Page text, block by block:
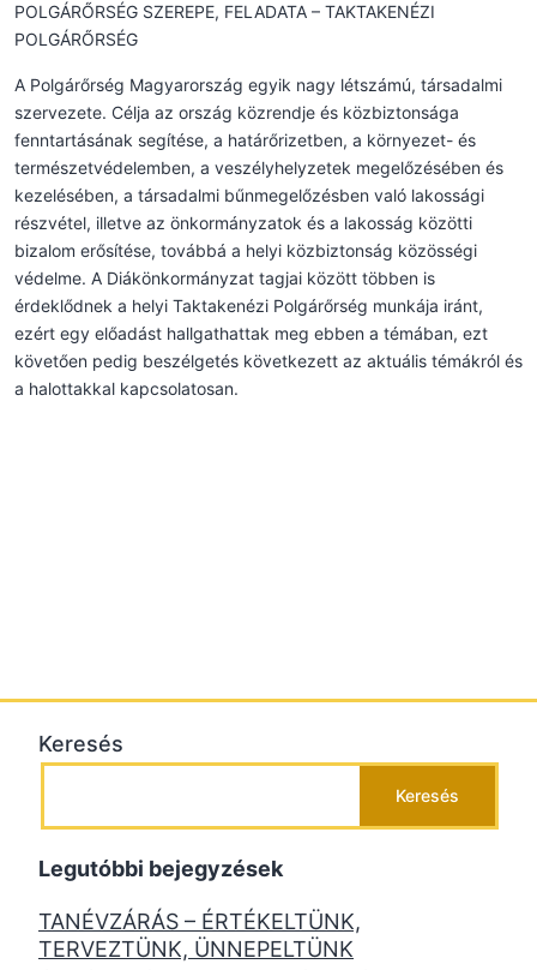
POLGÁRŐRSÉG SZEREPE, FELADATA – TAKTAKENÉZI
POLGÁRŐRSÉG
A Polgárőrség Magyarország egyik nagy létszámú, társadalmi
szervezete. Célja az ország közrendje és közbiztonsága
fenntartásának segítése, a határőrizetben, a környezet- és
természetvédelemben, a veszélyhelyzetek megelőzésében és
kezelésében, a társadalmi bűnmegelőzésben való lakossági
részvétel, illetve az önkormányzatok és a lakosság közötti
bizalom erősítése, továbbá a helyi közbiztonság közösségi
védelme. A Diákönkormányzat tagjai között többen is
érdeklődnek a helyi Taktakenézi Polgárőrség munkája iránt,
ezért egy előadást hallgathattak meg ebben a témában, ezt
követően pedig beszélgetés következett az aktuális témákról és
a halottakkal kapcsolatosan.
Keresés
Keresés
Legutóbbi bejegyzések
TANÉVZÁRÁS – ÉRTÉKELTÜNK,
TERVEZTÜNK, ÜNNEPELTÜNK